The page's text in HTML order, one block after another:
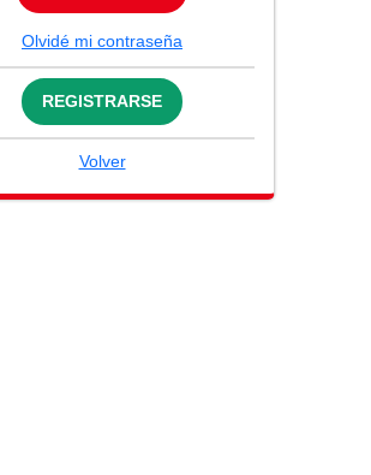
Olvidé mi contraseña
REGISTRARSE
Volver